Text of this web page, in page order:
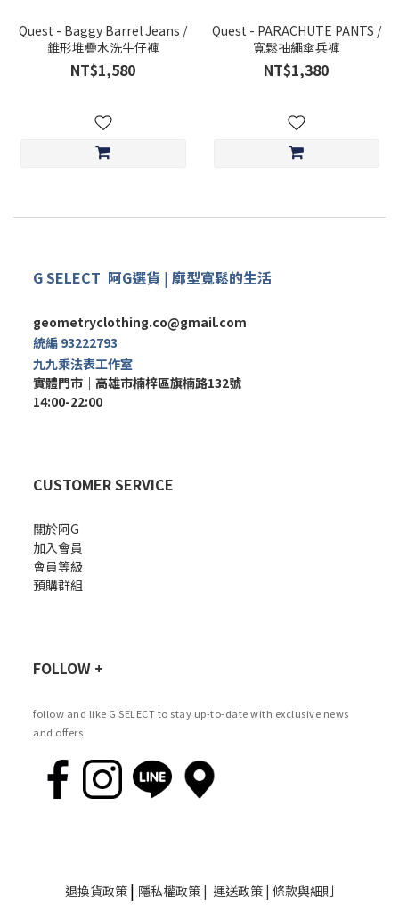
Quest - Baggy Barrel Jeans /
錐形堆疊水洗牛仔褲
NT$1,580
Quest - PARACHUTE PANTS /
寬鬆抽繩傘兵褲
NT$1,380
G SELECT 阿G選貨 | 廓型寬鬆的生活
geometryclothing.co@gmail.com
統編 93222793
九九乘法表工作室
實體門市｜ 高雄市楠梓區旗楠路132號
14:00-22:00
CUSTOMER SERVICE
關於阿G
加入會員
會員等級
預購群組
FOLLOW +
follow and like G SELECT to stay up-to-date with exclusive news
and offers
退換貨政策 | 隱私權政策| 運送政策| 條款與細則